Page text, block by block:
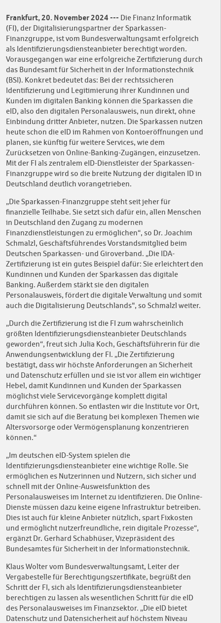
Frankfurt, 20. November 2024 --- Die Finanz Informatik
(FI), der Digitalisierungspartner der Sparkassen-
Finanzgruppe, ist vom Bundesverwaltungsamt erfolgreich
als Identifizierungsdiensteanbieter berechtigt worden.
Vorausgegangen war eine erfolgreiche Zertifizierung durch
das Bundesamt für Sicherheit in der Informationstechnik
(BSI). Konkret bedeutet das: Bei der rechtssicheren
Identifizierung und Legitimierung ihrer Kundinnen und
Kunden im digitalen Banking können die Sparkassen die
eID, also den digitalen Personalausweis, nun direkt, ohne
Einbindung dritter Anbieter, nutzen. Die Sparkassen nutzen
heute schon die eID im Rahmen von Kontoeröffnungen und
planen, sie künftig für weitere Services, wie dem
Zurücksetzen von Online-Banking-Zugängen, einzusetzen.
Mit der FI als zentralem eID-Dienstleister der Sparkassen-
Finanzgruppe wird so die breite Nutzung der digitalen ID in
Deutschland deutlich vorangetrieben.
„Die Sparkassen-Finanzgruppe steht seit jeher für
finanzielle Teilhabe. Sie setzt sich dafür ein, allen Menschen
in Deutschland den Zugang zu modernen
Finanzdienstleistungen zu ermöglichen“, so Dr. Joachim
Schmalzl, Geschäftsführendes Vorstandsmitglied beim
Deutschen Sparkassen- und Giroverband. „Die IDA-
Zertifizierung ist ein gutes Beispiel dafür: Sie erleichtert den
Kundinnen und Kunden der Sparkassen das digitale
Banking. Außerdem stärkt sie den digitalen
Personalausweis, fördert die digitale Verwaltung und somit
auch die Digitalisierung Deutschlands", so Schmalzl weiter.
„Durch die Zertifizierung ist die FI zum wahrscheinlich
größten Identifizierungsdiensteanbieter Deutschlands
geworden“, freut sich Julia Koch, Geschäftsführerin für die
Anwendungsentwicklung der FI. „Die Zertifizierung
bestätigt, dass wir höchste Anforderungen an Sicherheit
und Datenschutz erfüllen und sie ist vor allem ein wichtiger
Hebel, damit Kundinnen und Kunden der Sparkassen
möglichst viele Servicevorgänge komplett digital
durchführen können. So entlasten wir die Institute vor Ort,
damit sie sich auf die Beratung bei komplexen Themen wie
Altersvorsorge oder Vermögensplanung konzentrieren
können.“
„Im deutschen eID-System spielen die
Identifizierungsdiensteanbieter eine wichtige Rolle. Sie
ermöglichen es Nutzerinnen und Nutzern, sich sicher und
schnell mit der Online-Ausweisfunktion des
Personalausweises im Internet zu identifizieren. Die Online-
Dienste müssen dazu keine eigene Infrastruktur betreiben.
Dies ist auch für kleine Anbieter nützlich, spart Fixkosten
und ermöglicht nutzerfreundliche, rein digitale Prozesse“,
ergänzt Dr. Gerhard Schabhüser, Vizepräsident des
Bundesamtes für Sicherheit in der Informationstechnik.
Klaus Wolter vom Bundesverwaltungsamt, Leiter der
Vergabestelle für Berechtigungszertifikate, begrüßt den
Schritt der FI, sich als Identifizierungsdiensteanbieter
berechtigen zu lassen als wesentlichen Schritt für die eID
des Personalausweises im Finanzsektor. „Die eID bietet
Datenschutz und Datensicherheit auf höchstem Niveau